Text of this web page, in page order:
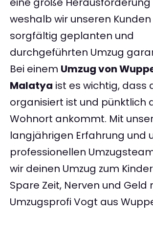
weshalb wir unseren
sorgfältig geplanten und
durchgeführten Umzug
Bei einem Umzug von
Malatya ist es wichtig, dass
organisiert ist und pünktlich
Wohnort ankommt. Mit
langjährigen Erfahrung und
professionellen
wir deinen Umzug zum
Spare Zeit, Nerven und Geld
Umzugsprofi Vogt aus